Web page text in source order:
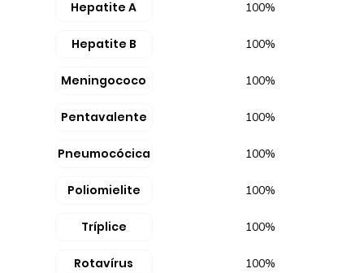
Hepatite A
Hepatite B
Meningococo
Pentavalente
Pneumocócica
Poliomielite
Tríplice
Rotavírus
100%
100%
100%
100%
100%
100%
100%
100%